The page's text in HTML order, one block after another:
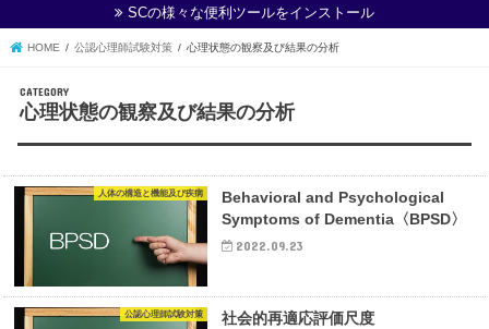
SCの様々な便利ツールをインストール
HOME 公認心理師試験対策 心理状態の観察及び結果の分析
心理状態の観察及び結果の分析
人体の構造と機能及び疾病
Behavioral and Psychological
Symptoms of Dementia〈BPSD〉
2022.09.23
公認心理師試験対策 社会的再適応評価尺度